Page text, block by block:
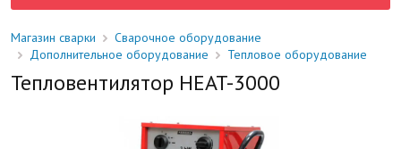
Магазин сварки
Сварочное оборудование
Дополнительное оборудование
Тепловое оборудование
Тепловентилятор HEAT-3000